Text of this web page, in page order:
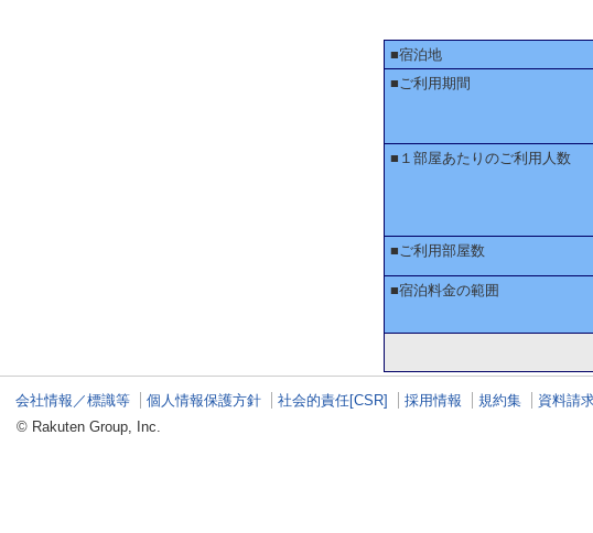
■宿泊地
■ご利用期間
■１部屋あたりのご利用人数
■ご利用部屋数
■宿泊料金の範囲
会社情報／標識等 個人情報保護方針 社会的責任[CSR] 採用情報 規約集
資料請
© Rakuten Group, Inc.